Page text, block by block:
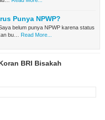
Punya NPWP?
belum punya NPWP karena status
bu…
Read More...
BRI Bisakah